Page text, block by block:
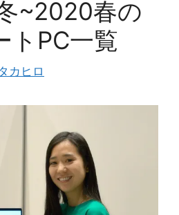
~2020春の
トPC一覧
カヒロ